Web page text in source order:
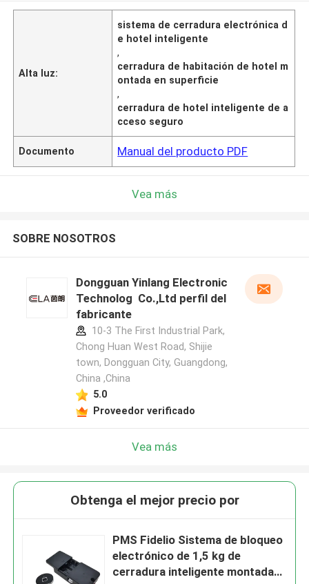
Alta luz:
sistema de cerradura electrónica d
e hotel inteligente
,
cerradura de habitación de hotel m
ontada en superficie
,
cerradura de hotel inteligente de a
cceso seguro
Documento Manual del producto PDF
Vea más
SOBRE NOSOTROS
Dongguan Yinlang Electronic
Technolog Co.,Ltd perfil del
fabricante
10-3 The First Industrial Park,
Chong Huan West Road, Shijie
town, Dongguan City, Guangdong,
China ,China
5.0
Proveedor verificado
Vea más
Obtenga el mejor precio por
PMS Fidelio Sistema de bloqueo
electrónico de 1,5 kg de
cerradura inteligente montada